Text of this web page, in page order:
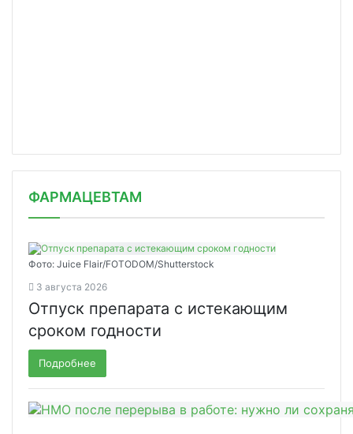
ФАРМАЦЕВТАМ
Фото: Juice Flair/FOTODOM/Shutterstoсk
3 августа 2026
Отпуск препарата с истекающим
сроком годности
Подробнее